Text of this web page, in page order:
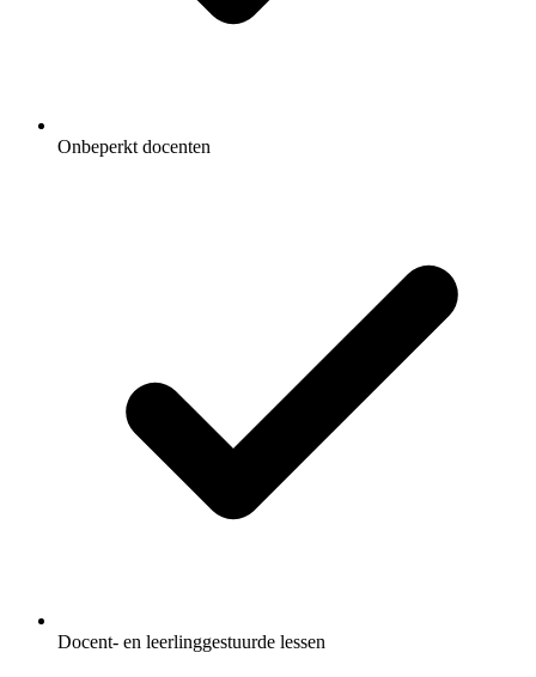
Onbeperkt docenten
Docent- en leerlinggestuurde lessen